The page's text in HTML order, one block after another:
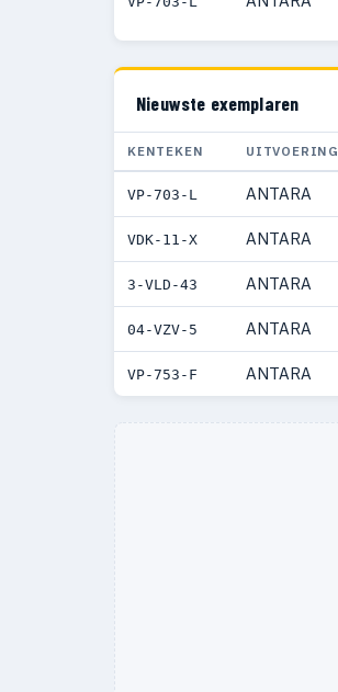
Nieuwste exemplaren
KENTEKEN UITVOERING
VP-703-L ANTARA
VDK-11-X ANTARA
3-VLD-43 ANTARA
04-VZV-5 ANTARA
VP-753-F ANTARA